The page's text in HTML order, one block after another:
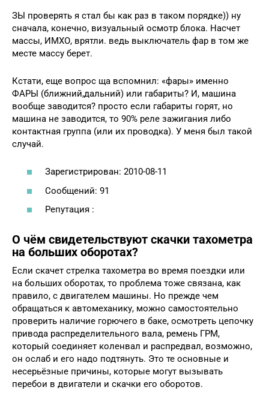
ЗЫ проверять я стал бы как раз в таком порядке)) ну
сначала, конечно, визуальный осмотр блока. Насчет
массы, ИМХО, врятли. ведь выключатель фар в том же
месте массу берет.
Кстати, еще вопрос ща вспомнил: «фары» именно
ФАРЫ (ближний,дальний) или габариты? И, машина
вообще заводится? просто если габариты горят, но
машина не заводится, то 90% реле зажигания либо
контактная группа (или их проводка). У меня был такой
случай.
Зарегистрирован: 2010-08-11
Сообщений: 91
Репутация :
О чём свидетельствуют скачки тахометра
на больших оборотах?
Если скачет стрелка тахометра во время поездки или
на больших оборотах, то проблема тоже связана, как
правило, с двигателем машины. Но прежде чем
обращаться к автомеханику, можно самостоятельно
проверить наличие горючего в баке, осмотреть цепочку
привода распределительного вала, ремень ГРМ,
который соединяет коленвал и распредвал, возможно,
он ослаб и его надо подтянуть. Это те основные и
несерьёзные причины, которые могут вызывать
перебои в двигатели и скачки его оборотов.